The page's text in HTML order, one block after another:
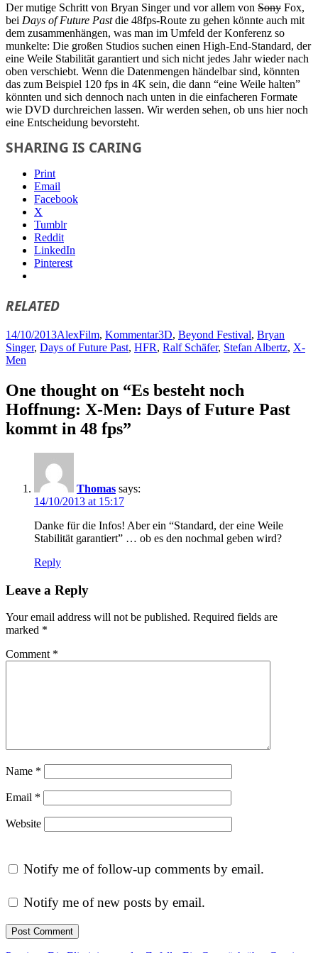
Der mutige Schritt von Bryan Singer und vor allem von Sony Fox,
bei Days of Future Pastdie 48fps-Route zu gehen könnte auch mit
dem zusammenhängen, was man im Umfeld der Konferenz so
munkelte: Die großen Studios suchen einen High-End-Standard, der
eine Weile Stabilität garantiert und sich nicht jedes Jahr wieder nach
oben verschiebt. Wenn die Datenmengen händelbar sind, könnten
das zum Beispiel 120 fps in 4K sein, die dann “eine Weile halten”
könnten und sich dennoch nach unten in die einfacheren Formate
wie DVD durchreichen lassen. Wir werden sehen, ob uns hier noch
eine Entscheidung bevorsteht.
SHARING IS CARING
Print
Email
Facebook
X
Tumblr
Reddit
LinkedIn
Pinterest
RELATED
Posted
on
14/10/2013Author
AlexCategories
Film, KommentarTags
3D, Beyond Festival, Bryan
Singer, Days of Future Past, HFR, Ralf Schäfer, Stefan Albertz, X-
Men
One thought on “Es besteht noch
Hoffnung: X-Men: Days of Future Past
kommt in 48 fps”
Thomas says:
14/10/2013 at 15:17
Danke für die Infos! Aber ein “Standard, der eine Weile
Stabilität garantiert” … ob es den nochmal geben wird?
Reply
Leave a Reply
Your email address will not be published. Required fields are
marked *
Comment *
Name *
Email *
Website
Notify me of follow-up comments by email.
Notify me of new posts by email.